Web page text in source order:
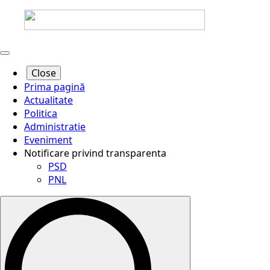
Close
Prima pagină
Actualitate
Politica
Administratie
Eveniment
Notificare privind transparenta
PSD
PNL